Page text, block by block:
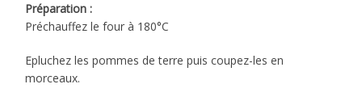
Préparation :
Préchauffez le four à 180°C
Epluchez les pommes de terre puis coupez-les en
morceaux.